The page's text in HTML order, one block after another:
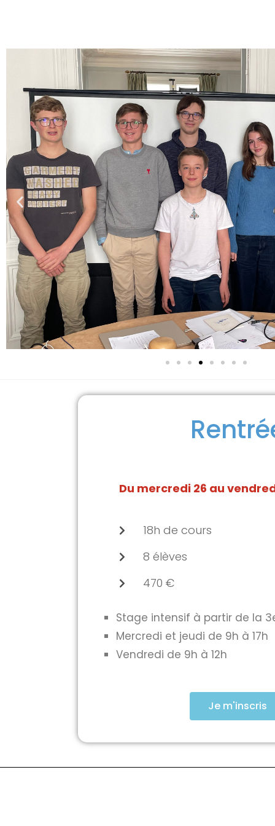
Du mercredi 26 au
18h de cours
8 élèves
470 €
Stage intensif à partir de la
Mercredi et jeudi de 9h à 17h
Vendredi de 9h à 12h
Je m'inscris